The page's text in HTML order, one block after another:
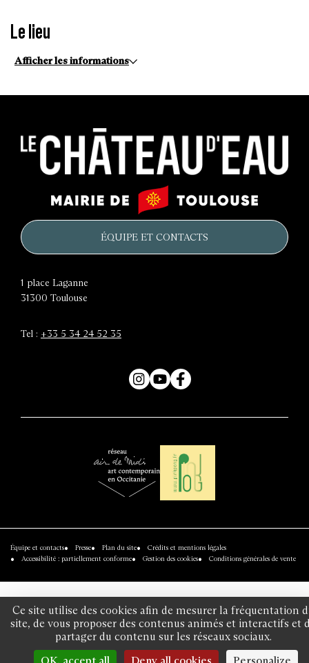
Ce site utilise des cookies afin de mesurer la fréquentation
site, de vous proposer des contenus animés et interactifs et
partager du contenu sur les réseaux sociaux.
Le lieu
Afficher les informations
château
d'eau
Mairie
de
ÉQUIPE ET CONTACTS
1 place Laganne
31300 Toulouse
Tel : +33 5 34 24 52 35
Instagram
YouTubeFacebook
-
contemporain
en
Occitanie
Pinkpong
Équipe et contacts Presse Plan du site
Crédits et mentions légales
Accessibilité : partiellement conforme
Gestion des cookies Conditions générales de vente